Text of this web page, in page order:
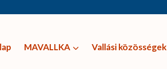
MAVALLKA Vallási közösségek